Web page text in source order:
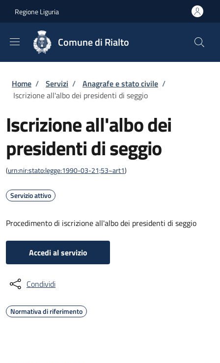
Regione Liguria
Comune di Rialto
Briciole di pane
Home / Servizi / Anagrafe e stato civile /
Iscrizione all'albo dei presidenti di seggio
Iscrizione all'albo dei
presidenti di seggio
(urn:nir:stato:legge:1990-03-21;53~art1)
Servizio attivo
Procedimento di iscrizione all'albo dei presidenti di seggio
Accedi al servizio
Condividi
Normativa di riferimento